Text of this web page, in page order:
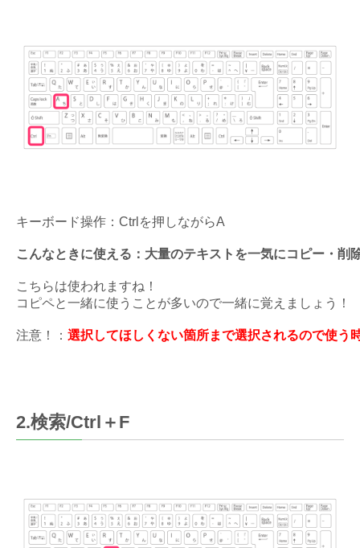
キーボード操作：Ctrlを押しながらA
こんなときに使える：大量のテキストを一気にコピー・削
こちらは使われますね！
コピペと一緒に使うことが多いので一緒に覚えましょう！
注意！： 選択してほしくない箇所まで選択されるので使う
2.検索/Ctrl＋F